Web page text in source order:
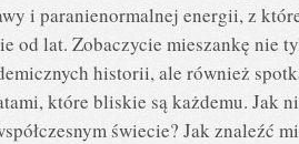
i paranienormalnej energii, z
od lat. Zobaczycie mieszankę nie
historii, ale również
które bliskie są każdemu. Jak
świecie? Jak znaleźć